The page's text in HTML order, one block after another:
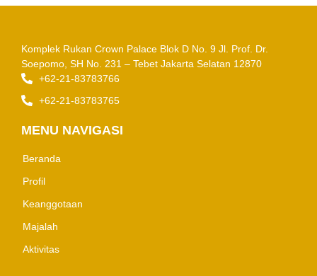
Komplek Rukan Crown Palace Blok D No. 9 Jl. Prof. Dr.
Soepomo, SH No. 231 – Tebet Jakarta Selatan 12870
+62-21-83783766
+62-21-83783765
MENU NAVIGASI
Beranda
Profil
Keanggotaan
Majalah
Aktivitas